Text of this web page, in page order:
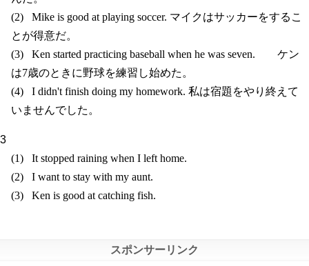
Mike is good at playing soccer. マイクはサッカーをするこ
とが得意だ。
Ken started practicing baseball when he was seven. ケン
は7歳のときに野球を練習し始めた。
I didn't finish doing my homework. 私は宿題をやり終えて
いませんでした。
It stopped raining when I left home.
I want to stay with my aunt.
Ken is good at catching fish.